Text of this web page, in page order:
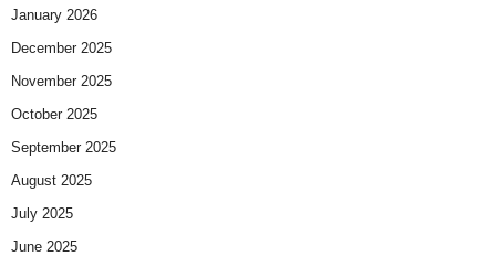
January 2026
December 2025
November 2025
October 2025
September 2025
August 2025
July 2025
June 2025